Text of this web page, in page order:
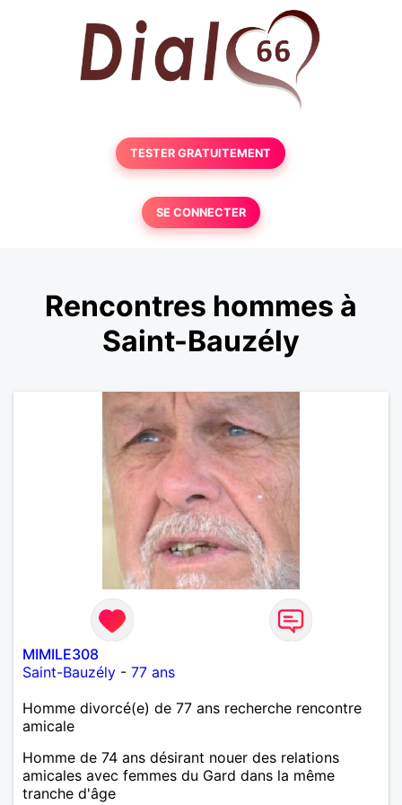
TESTER GRATUITEMENT
SE CONNECTER
Rencontres hommes à
Saint-Bauzély
MIMILE308
Saint-Bauzély - 77 ans
Homme divorcé(e) de 77 ans recherche rencontre
amicale
Homme de 74 ans désirant nouer des relations
amicales avec femmes du Gard dans la même
tranche d'âge